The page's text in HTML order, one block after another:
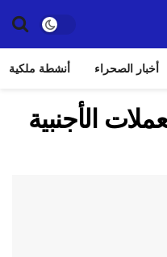
أخبار الصحراء أنشطة ملكية
الأجنبية